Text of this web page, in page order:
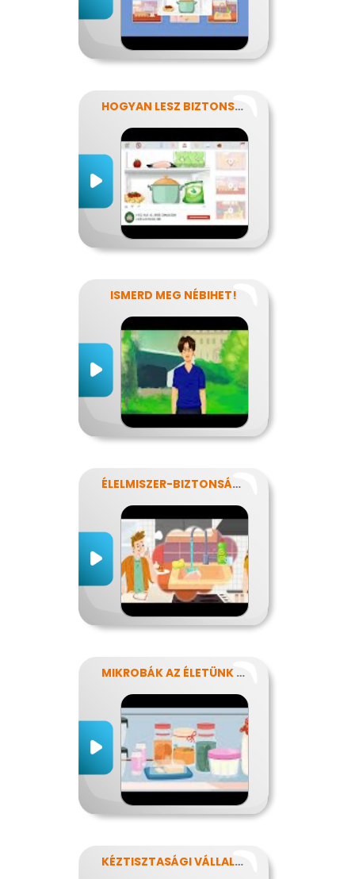
HOGYAN LESZ BIZTONSÁGOS, AMIT MEGESZEL?
ISMERD MEG NÉBIHET!
ÉLELMISZER-BIZTONSÁG, NÉBIH, EFSA
MIKROBÁK AZ ÉLETÜNK SZÁMOS TERÜLETÉN
KÉZTISZTASÁGI VÁLLALAT